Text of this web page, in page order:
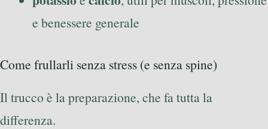
e benessere generale
Come frullarli senza stress (e senza spine)
Il trucco è la preparazione, che fa tutta la
differenza.